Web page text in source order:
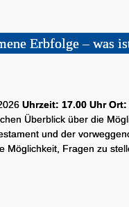
Erbfolge – was
Uhrzeit: 17.00 Uhr Ort:
Überblick über die
und der
Möglichkeit, Fragen zu